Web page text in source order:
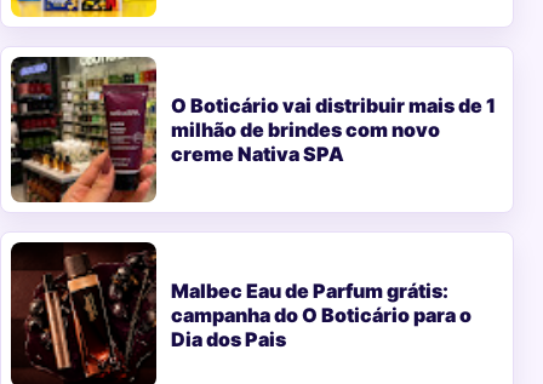
O Boticário vai distribuir mais de 1
milhão de brindes com novo
creme Nativa SPA
Malbec Eau de Parfum grátis:
campanha do O Boticário para o
Dia dos Pais